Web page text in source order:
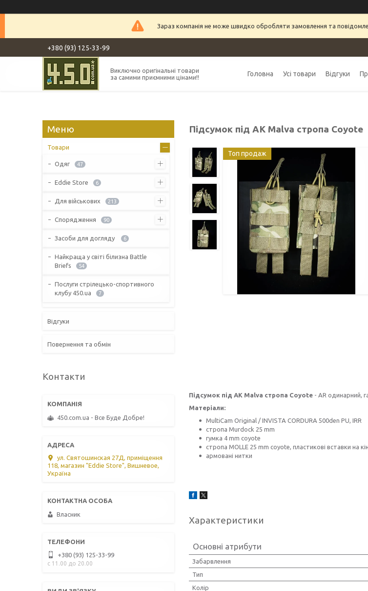
Зараз компанія не може швидко обробляти замовлення та
+380 (93) 125-33-99
Виключно оригінальні товари
за самими приємними цінами!!
Головна Усі товари Відгуки
Підсумок під АК Malva стропа Coyote
Топ продаж
Підсумок під АК Malva стропа Coyote - AR одинарний,
Матеріали:
MultiCam Original / INVISTA CORDURA 500den PU, IRR
стропа Murdock 25 mm
гумка 4 mm coyote
стропа MOLLE 25 mm coyote, пластикові вставки на
армовані нитки
Характеристики
Основні атрибути
Забарвлення
Тип
Колір
Товари
Одяг 47
Eddie Store 6
Для військових 213
Спорядження 90
Засоби для догляду 6
Найкраща у світі білизна Battle
Briefs
54
Послуги стрілецько-спортивного
клубу 450.ua
7
Відгуки
Повернення та обмін
Контакти
450.com.ua - Все Буде Добре!
ул. Святошинская 27Д, приміщення
118, магазин "Eddie Store", Вишневое,
Україна
Власник
+380 (93) 125-33-99
с 11.00 до 20.00